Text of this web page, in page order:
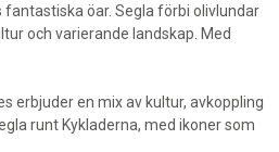
fantastiska öar. Segla förbi olivlundar
och varierande landskap. Med
erbjuder en mix av kultur, avkoppling
runt Kykladerna, med ikoner som